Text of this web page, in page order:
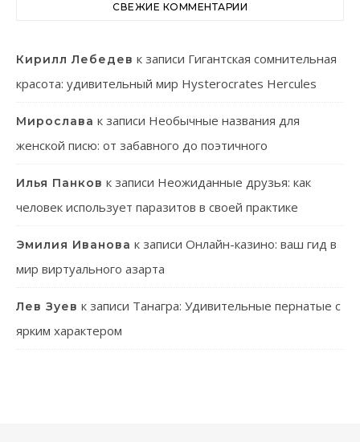
СВЕЖИЕ КОММЕНТАРИИ
Кирилл Лебедев к записи Гигантская сомнительная
красота: удивительный мир Hysterocrates Hercules
Мирослава к записи Необычные названия для
женской писю: от забавного до поэтичного
Илья Панков к записи Неожиданные друзья: как
человек использует паразитов в своей практике
Эмилия Иванова к записи Онлайн-казино: ваш гид в
мир виртуального азарта
Лев Зуев к записи Танагра: Удивительные пернатые с
ярким характером